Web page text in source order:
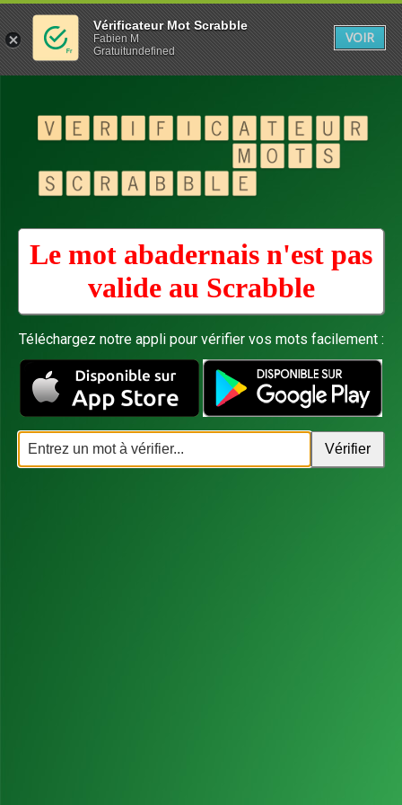
Le mot abadernais n'est pas
valide au Scrabble
Téléchargez notre appli pour vérifier vos mots facilement :
Vérificateur Mot Scrabble
Fabien M
Gratuitundefined
VOIR